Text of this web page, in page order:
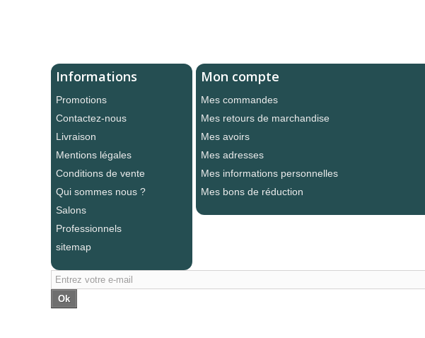
Informations
Promotions
Contactez-nous
Livraison
Mentions légales
Conditions de vente
Qui sommes nous ?
Salons
Professionnels
sitemap
Mon compte
Mes commandes
Mes retours de marchandise
Mes avoirs
Mes adresses
Mes informations personnelles
Mes bons de réduction
Ok